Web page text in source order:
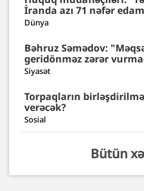
İranda azı 71 nəfər
Dünya
Bəhruz Səmədov:
geridönməz zərər
Siyasət
Torpaqların
verəcək?
Sosial
Bütün